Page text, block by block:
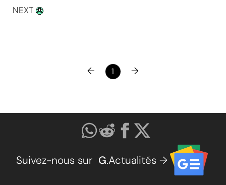
NEXT
← 1 →
Suivez-nous sur G.Actualités →